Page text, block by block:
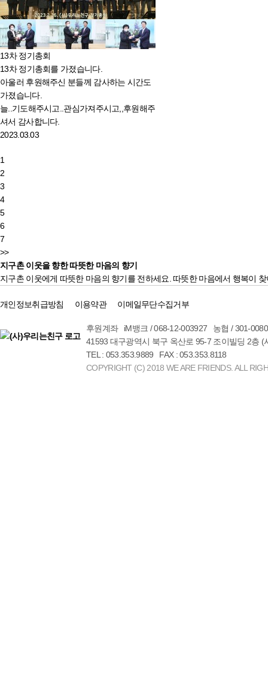
13차 정기총회
13차 정기총회를 가졌습니다.
아울러 후원해주신 분들께 감사하는 시간도
가졌습니다.
늘..기도해주시고..관심가져주시고,,후원해주
셔서 감사합니다.
2023.03.03
1
2
3
4
5
6
7
>>
지구촌 이웃을 향한 따뜻한 마음의 향기
지구촌 이웃에게 따뜻한 마음의 향기를 전하세요. 따뜻한 마음에서 행복이
개인정보취급방침 이용약관 이메일무단수집거부
후원계좌 iM뱅크 / 068-12-003927 농협 / 301-
41593 대구광역시 북구 옥산로 95-7 조이빌딩 2층 (
TEL : 053.353.9889 FAX : 053.353.8118
COPYRIGHT (C) 2018 WE ARE FRIENDS. ALL